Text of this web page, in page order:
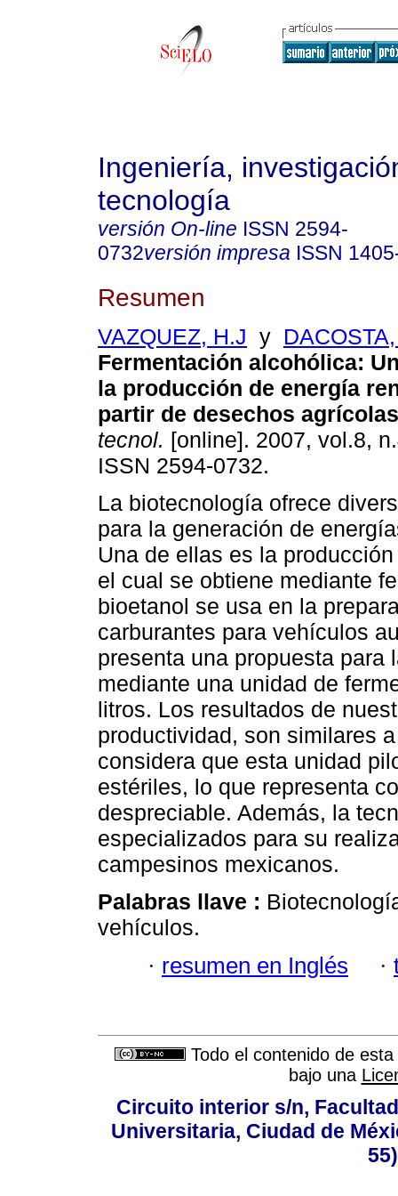
Ingeniería,
tecnología
versión On-line ISSN 2594-
0732versión impresa ISSN
Resumen
VAZQUEZ, H.J y
Fermentación alcohólica:
la producción de energía
partir de desechos agrícolas
tecnol. [online]. 2007, vol.8,
ISSN 2594-0732.
La biotecnología ofrece
para la generación de
Una de ellas es la
el cual se obtiene mediante
bioetanol se usa en la
carburantes para vehículos
presenta una propuesta para
mediante una unidad de
litros. Los resultados de
productividad, son similares
considera que esta unidad
estériles, lo que representa
despreciable. Además, la
especializados para su
campesinos mexicanos.
Palabras llave :
vehículos.
· resumen en Inglés ·
Todo el contenido de
bajo una
Circuito interior s/n,
Universitaria, Ciudad de